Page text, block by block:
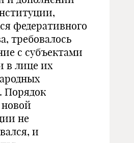
федеративного
требовалось
с субъектами
в лице их
Порядок
не
и